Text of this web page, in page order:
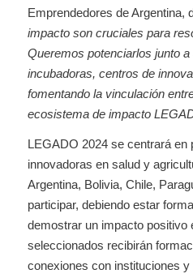
Emprendedores de Argentina,
impacto son cruciales para
Queremos potenciarlos junto a
incubadoras, centros de
fomentando la vinculación
ecosistema de impacto
LEGADO 2024 se centrará en
innovadoras en salud y
Argentina, Bolivia, Chile,
participar, debiendo estar
demostrar un impacto positivo
seleccionados recibirán
conexiones con instituciones